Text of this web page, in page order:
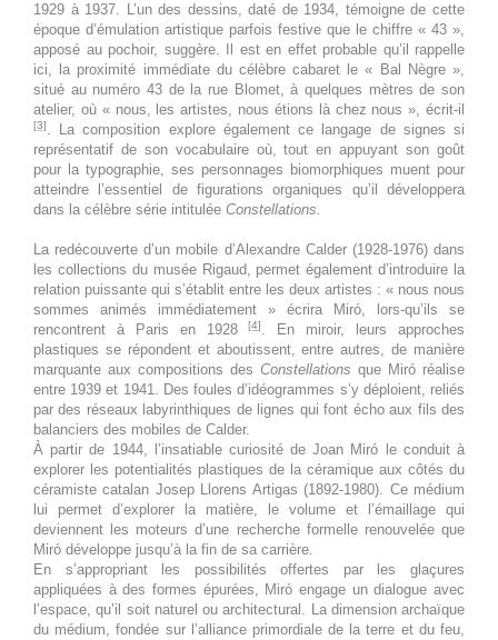
31 août 2026
lundi
Toute la
journée
Joan Miró. Majorque, l'atelier
des rêves
1 septembre 2026
mardi
Toute la
journée
Joan Miró. Majorque, l'atelier
des rêves
2 septembre 2026
mercredi
Toute la
journée
Joan Miró. Majorque, l'atelier
des rêves
3 septembre 2026
jeudi
Toute la
journée
Joan Miró. Majorque, l'atelier
des rêves
4 septembre 2026
vendredi
Toute la
journée
Joan Miró. Majorque, l'atelier
des rêves
5 septembre 2026
samedi
1929 à 1937. L’un des dessins, daté de 1934, témoigne de cette
époque d’émulation artistique parfois festive que le chiffre « 43 »,
apposé au pochoir, suggère. Il est en effet probable qu’il rappelle
ici, la proximité immédiate du célèbre cabaret le « Bal Nègre »,
situé au numéro 43 de la rue Blomet, à quelques mètres de son
atelier, où « nous, les artistes, nous étions là chez nous », écrit-il
[3] . La composition explore également ce langage de signes si
représentatif de son vocabulaire où, tout en appuyant son goût
pour la typographie, ses personnages biomorphiques muent pour
atteindre l’essentiel de figurations organiques qu’il développera
dans la célèbre série intitulée Constellations.
La redécouverte d’un mobile d’Alexandre Calder (1928-1976) dans
les collections du musée Rigaud, permet également d’introduire la
relation puissante qui s’établit entre les deux artistes : « nous nous
sommes animés immédiatement » écrira Miró, lors-qu’ils se
rencontrent à Paris en 1928[4] . En miroir, leurs approches
plastiques se répondent et aboutissent, entre autres, de manière
marquante aux compositions des Constellations que Miró réalise
entre 1939 et 1941. Des foules d’idéogrammes s’y déploient, reliés
par des réseaux labyrinthiques de lignes qui font écho aux fils des
balanciers des mobiles de Calder.
À partir de 1944, l’insatiable curiosité de Joan Miró le conduit à
explorer les potentialités plastiques de la céramique aux côtés du
céramiste catalan Josep Llorens Artigas (1892-1980). Ce médium
lui permet d’explorer la matière, le volume et l’émaillage qui
deviennent les moteurs d’une recherche formelle renouvelée que
Miró développe jusqu’à la fin de sa carrière.
En s’appropriant les possibilités offertes par les glaçures
appliquées à des formes épurées, Miró engage un dialogue avec
l’espace, qu’il soit naturel ou architectural. La dimension archaïque
du médium, fondée sur l’alliance primordiale de la terre et du feu,